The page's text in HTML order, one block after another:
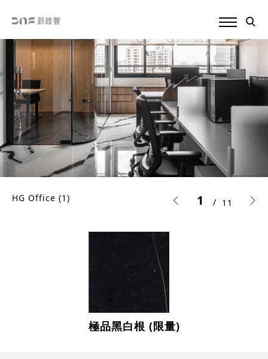
HG Office (1) 1 11
極品黑白根 (限量)